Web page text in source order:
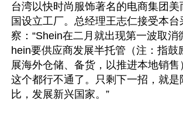
台湾以快时尚服饰著名的电商集团美
国设立工厂。总经理王志仁接受本
察：“Shein在二月就出现第一波取消
hein要供应商发展半托管（注：指鼓
展海外仓储、备货，以推进本地销
这个都行不通了。只剩下一招，就是
比，发展新兴国家。”